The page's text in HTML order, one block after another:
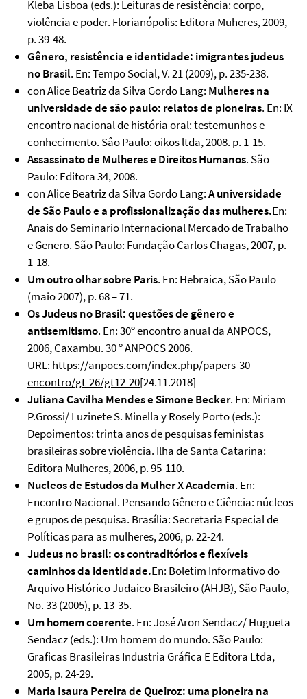
Kleba Lisboa (eds.): Leituras de resistência: corpo,
violência e poder. Florianópolis: Editora Muheres, 2009,
p. 39-48.
Gênero, resistência e identidade: imigrantes judeus
no Brasil. En: Tempo Social, V. 21 (2009), p. 235-238.
con Alice Beatriz da Silva Gordo Lang: Mulheres na
universidade de são paulo: relatos de pioneiras. En: IX
encontro nacional de história oral: testemunhos e
conhecimento. Sâo Paulo: oikos ltda, 2008. p. 1-15.
Assassinato de Mulheres e Direitos Humanos. São
Paulo: Editora 34, 2008.
con Alice Beatriz da Silva Gordo Lang:A universidade
de São Paulo e a profissionalização das mulheres.En:
Anais do Seminario Internacional Mercado de Trabalho
e Genero. São Paulo: Fundação Carlos Chagas, 2007, p.
1-18.
Um outro olhar sobre Paris. En: Hebraica, São Paulo
(maio 2007), p. 68 – 71.
Os Judeus no Brasil: questões de gênero e
antisemitismo. En: 30º encontro anual da ANPOCS,
2006, Caxambu. 30 º ANPOCS 2006.
URL: https://anpocs.com/index.php/papers-30-
encontro/gt-26/gt12-20[24.11.2018]
Juliana Cavilha Mendes e Simone Becker. En: Miriam
P.Grossi/ Luzinete S. Minella y Rosely Porto (eds.):
Depoimentos: trinta anos de pesquisas feministas
brasileiras sobre violência. Ilha de Santa Catarina:
Editora Mulheres, 2006, p. 95-110.
Nucleos de Estudos da Mulher X Academia. En:
Encontro Nacional. Pensando Gênero e Ciência: núcleos
e grupos de pesquisa. Brasília: Secretaria Especial de
Políticas para as mulheres, 2006, p. 22-24.
Judeus no brasil: os contraditórios e flexíveis
caminhos da identidade.En: Boletim Informativo do
Arquivo Histórico Judaico Brasileiro (AHJB), São Paulo,
No. 33 (2005), p. 13-35.
Um homem coerente. En: José Aron Sendacz/ Hugueta
Sendacz (eds.): Um homem do mundo. São Paulo:
Graficas Brasileiras Industria Gráfica E Editora Ltda,
2005, p. 24-29.
Maria Isaura Pereira de Queiroz: uma pioneira na